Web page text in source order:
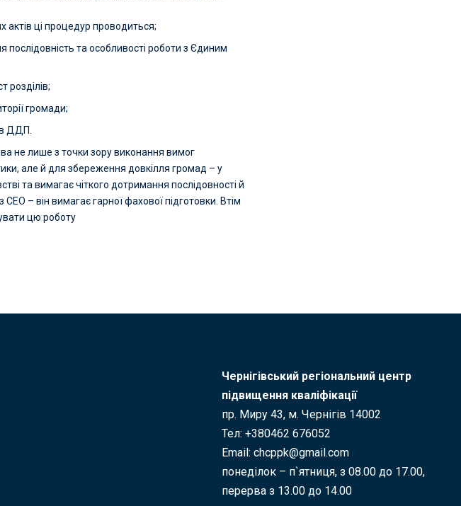
ці процедур проводиться;
послідовність та особливості роботи з Єдиним
розділів;
громади;
ДДП.
не лише з точки зору виконання вимог
але й для збереження довкілля громад – у
та вимагає чіткого дотримання послідовності й
СЕО – він вимагає гарної фахової підготовки. Втім
цю роботу
Чернігівський регіональний центр
підвищення кваліфікації
пр. Миру 43, м. Чернігів 14002
Тел: +380462 676052
Email: chcppk@gmail.com
понеділок – п`ятниця, з 08.00 до 17.00,
перерва з 13.00 до 14.00